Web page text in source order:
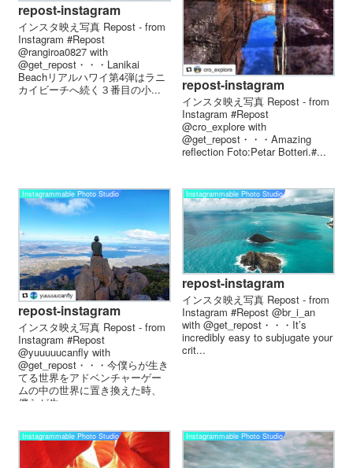
repost-instagram
インスタ映え写真 Repost - from
Instagram #Repost
@rangiroa0827 with
@get_repost・・・Lanikai
Beachリアルハワイ第4弾はラニ
カイビーチへ続く３番目の小...
repost-instagram
インスタ映え写真 Repost - from
Instagram #Repost
@cro_explore with
@get_repost・・・Amazing
reflection Foto:Petar Botteri.#...
Instagrammable Photo Studio
repost-instagram
インスタ映え写真 Repost - from
Instagram #Repost
@yuuuuucanfly with
@get_repost・・・今僕らが生き
てる世界をアドベンチャーゲー
ムの中の世界に置き換えた時、
僕らが生...
Instagrammable Photo Studio
repost-instagram
インスタ映え写真 Repost - from
Instagram #Repost @br_i_an
with @get_repost・・・It’s
incredibly easy to subjugate your
crit...
Instagrammable Photo Studio Instagrammable Photo Studio